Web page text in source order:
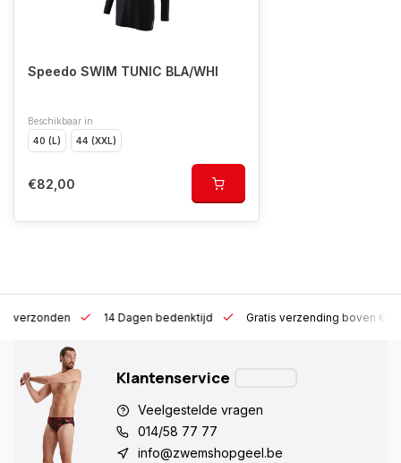
Speedo SWIM TUNIC BLA/WHI
Beschikbaar in
40 (L)
44 (XXL)
€82,00
h verzonden 14 Dagen bedenktijd Gratis verzending boven
Klantenservice
Veelgestelde vragen
014/58 77 77
info@zwemshopgeel.be